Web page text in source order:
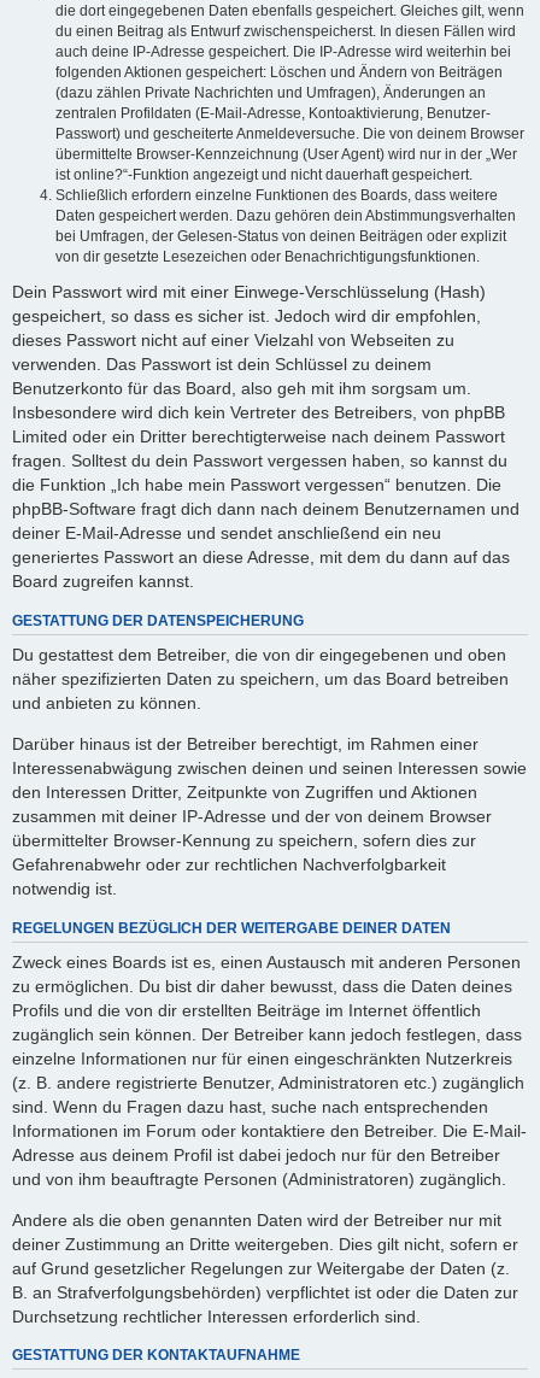
die dort eingegebenen Daten ebenfalls gespeichert. Gleiches gilt, wenn
du einen Beitrag als Entwurf zwischenspeicherst. In diesen Fällen wird
auch deine IP-Adresse gespeichert. Die IP-Adresse wird weiterhin bei
folgenden Aktionen gespeichert: Löschen und Ändern von Beiträgen
(dazu zählen Private Nachrichten und Umfragen), Änderungen an
zentralen Profildaten (E-Mail-Adresse, Kontoaktivierung, Benutzer-
Passwort) und gescheiterte Anmeldeversuche. Die von deinem Browser
übermittelte Browser-Kennzeichnung (User Agent) wird nur in der „Wer
ist online?“-Funktion angezeigt und nicht dauerhaft gespeichert.
Schließlich erfordern einzelne Funktionen des Boards, dass weitere
Daten gespeichert werden. Dazu gehören dein Abstimmungsverhalten
bei Umfragen, der Gelesen-Status von deinen Beiträgen oder explizit
von dir gesetzte Lesezeichen oder Benachrichtigungsfunktionen.
Dein Passwort wird mit einer Einwege-Verschlüsselung (Hash)
gespeichert, so dass es sicher ist. Jedoch wird dir empfohlen,
dieses Passwort nicht auf einer Vielzahl von Webseiten zu
verwenden. Das Passwort ist dein Schlüssel zu deinem
Benutzerkonto für das Board, also geh mit ihm sorgsam um.
Insbesondere wird dich kein Vertreter des Betreibers, von phpBB
Limited oder ein Dritter berechtigterweise nach deinem Passwort
fragen. Solltest du dein Passwort vergessen haben, so kannst du
die Funktion „Ich habe mein Passwort vergessen“ benutzen. Die
phpBB-Software fragt dich dann nach deinem Benutzernamen und
deiner E-Mail-Adresse und sendet anschließend ein neu
generiertes Passwort an diese Adresse, mit dem du dann auf das
Board zugreifen kannst.
GESTATTUNG DER DATENSPEICHERUNG
Du gestattest dem Betreiber, die von dir eingegebenen und oben
näher spezifizierten Daten zu speichern, um das Board betreiben
und anbieten zu können.
Darüber hinaus ist der Betreiber berechtigt, im Rahmen einer
Interessenabwägung zwischen deinen und seinen Interessen sowie
den Interessen Dritter, Zeitpunkte von Zugriffen und Aktionen
zusammen mit deiner IP-Adresse und der von deinem Browser
übermittelter Browser-Kennung zu speichern, sofern dies zur
Gefahrenabwehr oder zur rechtlichen Nachverfolgbarkeit
notwendig ist.
REGELUNGEN BEZÜGLICH DER WEITERGABE DEINER DATEN
Zweck eines Boards ist es, einen Austausch mit anderen Personen
zu ermöglichen. Du bist dir daher bewusst, dass die Daten deines
Profils und die von dir erstellten Beiträge im Internet öffentlich
zugänglich sein können. Der Betreiber kann jedoch festlegen, dass
einzelne Informationen nur für einen eingeschränkten Nutzerkreis
(z. B. andere registrierte Benutzer, Administratoren etc.) zugänglich
sind. Wenn du Fragen dazu hast, suche nach entsprechenden
Informationen im Forum oder kontaktiere den Betreiber. Die E-Mail-
Adresse aus deinem Profil ist dabei jedoch nur für den Betreiber
und von ihm beauftragte Personen (Administratoren) zugänglich.
Andere als die oben genannten Daten wird der Betreiber nur mit
deiner Zustimmung an Dritte weitergeben. Dies gilt nicht, sofern er
auf Grund gesetzlicher Regelungen zur Weitergabe der Daten (z.
B. an Strafverfolgungsbehörden) verpflichtet ist oder die Daten zur
Durchsetzung rechtlicher Interessen erforderlich sind.
GESTATTUNG DER KONTAKTAUFNAHME